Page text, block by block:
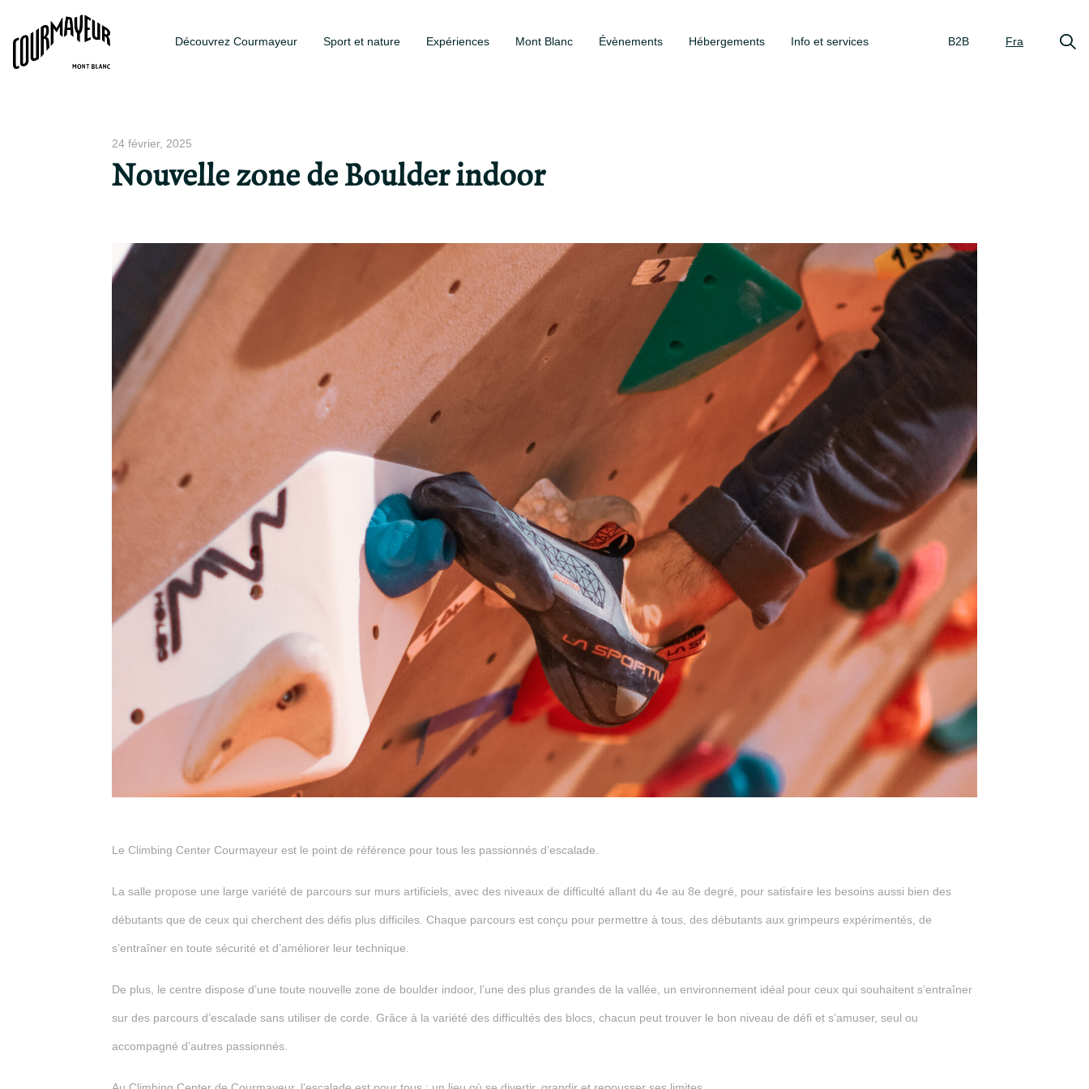
Découvrez Courmayeur Sport et nature Expériences Mont Blanc Évènements Hébergements Info et services B2B Fra
24 février, 2025
Nouvelle zone de Boulder indoor
Le Climbing Center Courmayeur est le point de référence pour tous les passionnés d’escalade.
La salle propose une large variété de parcours sur murs artificiels, avec des niveaux de difficulté allant du 4e au 8e degré, pour satisfaire les besoins aussi bien des
débutants que de ceux qui cherchent des défis plus difficiles. Chaque parcours est conçu pour permettre à tous, des débutants aux grimpeurs expérimentés, de
s’entraîner en toute sécurité et d’améliorer leur technique.
De plus, le centre dispose d’une toute nouvelle zone de boulder indoor, l’une des plus grandes de la vallée, un environnement idéal pour ceux qui souhaitent s’entraîner
sur des parcours d’escalade sans utiliser de corde. Grâce à la variété des difficultés des blocs, chacun peut trouver le bon niveau de défi et s’amuser, seul ou
accompagné d’autres passionnés.